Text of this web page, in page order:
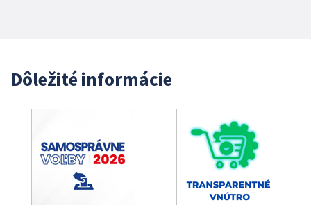
Dôležité informácie